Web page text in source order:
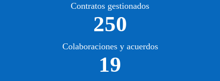
Contratos gestionados
250
Colaboraciones y acuerdos
19